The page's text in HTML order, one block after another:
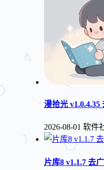
漫拾光 v1.0.4.35
2026-08-01 软件
片库8 v1.1.7 去